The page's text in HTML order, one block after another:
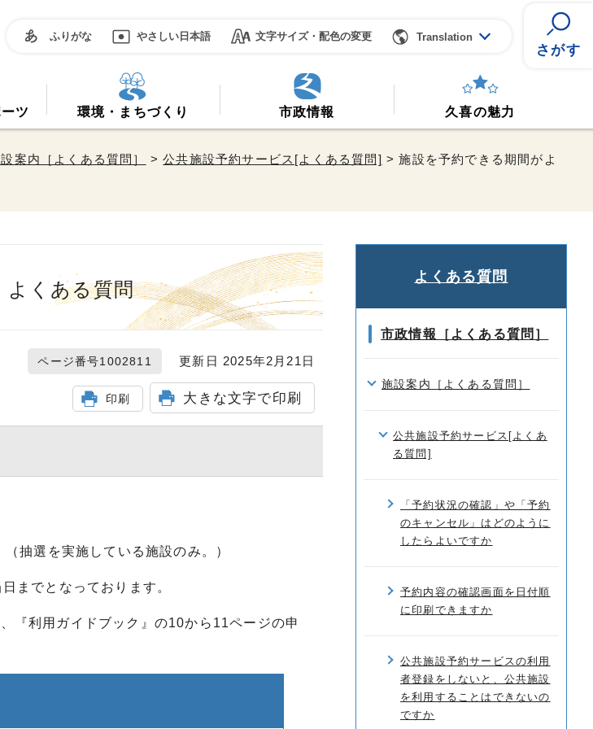
ふりがな やさしい日本語 文字サイズ・配色の変更 Translation
さがす
ツ 環境・まちづくり 市政情報 久喜の魅力
案内［よくある質問］ >公共施設予約サービス[よくある質問] > 施設を予約できる期間がよ
くある質問
ページ番号1002811 更新日 2025年2月21日
印刷 大きな文字で印刷
抽選を実施している施設のみ。）
までとなっております。
『利用ガイドブック』の10から11ページの申
よくある質問
市政情報［よくある質問］
施設案内［よくある質問］
公共施設予約サービス[よくあ
る質問]
「予約状況の確認」や「予約
のキャンセル」はどのように
したらよいですか
予約内容の確認画面を日付順
に印刷できますか
公共施設予約サービスの利用
者登録をしないと、公共施設
を利用することはできないの
ですか